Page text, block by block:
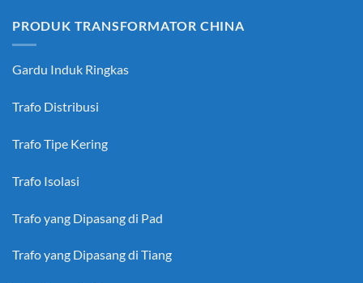
PRODUK TRANSFORMATOR CHINA
Gardu Induk Ringkas
Trafo Distribusi
Trafo Tipe Kering
Trafo Isolasi
Trafo yang Dipasang di Pad
Trafo yang Dipasang di Tiang